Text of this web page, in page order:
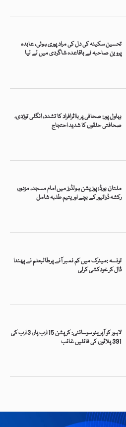
تحسین سکینہ کی دل کی مراد پوری ہوئی، عابدہ
پروین صاحبہ نے باقاعدہ شاگردی میں لے لیا
بہاول پور: صحافی پر بااثرافراد کا تشدد، انگلی توڑدی،
صحافتی حلقوں کا شدید احتجاج
ملتان بورڈ: پوزیشن ہولڈرز میں امام مسجد، مزدور،
رکشہ ڈرائیور کے بچے اور یتیم طلبہ شامل
تونسہ :میٹرک میں کم نمبر آنے پرطالبعلم نے پھندا
ڈال کر خودکشی کرلی
لاہور کو آپریٹو سوسائٹی: کرپشن 15 ارب پار، 3 ارب کی
391 پلاٹوں کی فائلیں غائب